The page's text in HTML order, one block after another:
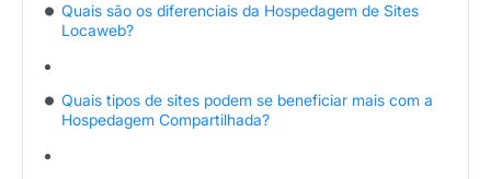
Quais são os diferenciais da Hospedagem de Sites
Locaweb?
Quais tipos de sites podem se beneficiar mais com a
Hospedagem Compartilhada?